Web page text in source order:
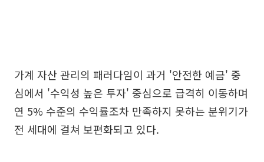
가계 자산 관리의 패러다임이 과거 '안전한 예금' 중
심에서 '수익성 높은 투자' 중심으로 급격히 이동하며
연 5% 수준의 수익률조차 만족하지 못하는 분위기가
전 세대에 걸쳐 보편화되고 있다.